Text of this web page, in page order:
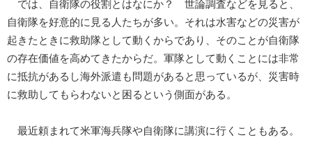
では、自衛隊の役割とはなにか？ 世論調査などを見ると、
自衛隊を好意的に見る人たちが多い。それは水害などの災害が
起きたときに救助隊として動くからであり、そのことが自衛隊
の存在価値を高めてきたからだ。軍隊として動くことには非常
に抵抗があるし海外派遣も問題があると思っているが、災害時
に救助してもらわないと困るという側面がある。
最近頼まれて米軍海兵隊や自衛隊に講演に行くこともある。